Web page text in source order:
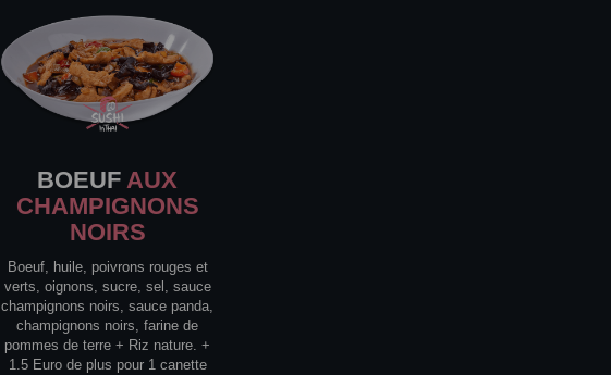
BOEUF AUX
CHAMPIGNONS
NOIRS
Boeuf, huile, poivrons rouges et
verts, oignons, sucre, sel, sauce
champignons noirs, sauce panda,
champignons noirs, farine de
pommes de terre + Riz nature. +
1.5 Euro de plus pour 1 canette